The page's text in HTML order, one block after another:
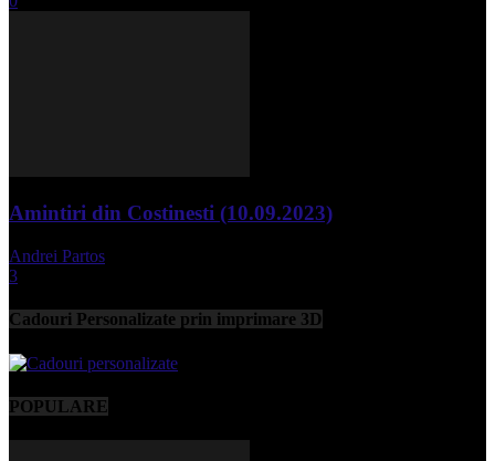
Amintiri din Costinesti (10.09.2023)
Andrei Partos
3
Cadouri Personalizate prin imprimare 3D
POPULARE